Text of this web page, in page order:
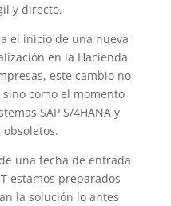
y directo.
el inicio de una nueva
en la Hacienda
este cambio no
como el momento
SAP S/4HANA y
una fecha de entrada
estamos preparados
la solución lo antes